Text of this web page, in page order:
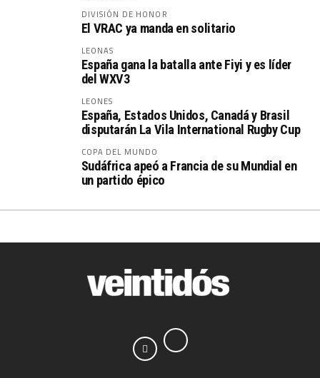
DIVISIÓN DE HONOR
El VRAC ya manda en solitario
LEONAS
España gana la batalla ante Fiyi y es líder
del WXV3
LEONES
España, Estados Unidos, Canadá y Brasil
disputarán La Vila International Rugby Cup
COPA DEL MUNDO
Sudáfrica apeó a Francia de su Mundial en
un partido épico